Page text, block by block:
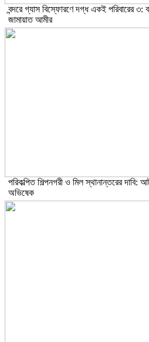
বন্দরে গ্যাস বিস্ফোরণে দগ্ধ একই পরিবারের ৩:
জামায়াত আমীর
পরিকল্পিত শিল্পনগরী ও মিল স্থানান্তরের দাবি:
অভিষেক